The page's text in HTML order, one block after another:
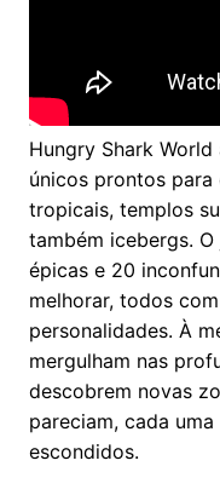
Hungry Shark
únicos prontos para
tropicais, templos
também icebergs.
épicas e 20
melhorar, todos
personalidades. À
mergulham nas
descobrem novas
pareciam, cada
escondidos.